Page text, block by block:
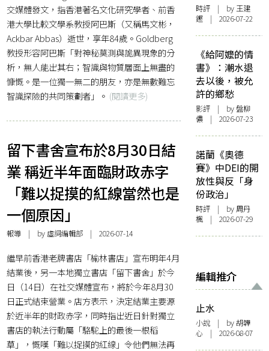
交媒體發文，指香港著名文化研究學者、前香
港大學比較文學系教授阿巴斯（又稱馬文彬，
Ackbar Abbas）逝世，享年84歲。Goldberg
教授形容阿巴斯「對神秘莫測與詭異現象的分
析，無人能出其右；智識與物質層面上無盡的
慷慨。是一位獨一無二的朋友，亦是無數難忘
智識探險的共同策劃者」。 (閱讀更多)
留下書舍宣布於8月30日結
業 稱近半年面臨財政赤字
「難以捉摸的紅線當然也是
一個原因」
報導 | by 虛詞編輯部 | 2026-07-14
繼早前香港老牌書店「榆林書店」宣布明年4月
結業後，另一本地獨立書店「留下書舍」於今
日（14日）在社交媒體宣布，將於今年8月30
日正式結束營業。店方表示，決定結業主要源
於近半年的財政赤字，同時指出近日針對獨立
書店的執法行動屬「駱駝上的最後一根稻
草」，慨嘆「難以捉摸的紅線」令他們無法再
時評 | by 王建
鏗 | 2026-07-22
《給阿嬤的情
書》：潮水退
去以後，被允
許的鄉愁
影評 | by 盤柳
儂 | 2026-07-23
諾蘭《奧德
賽》中DEI的開
放性與反「身
份政治」
時評 | by周丹
楓 | 2026-07-29
編輯推介
止水
小說 | by 胡韡
心 | 2026-08-07